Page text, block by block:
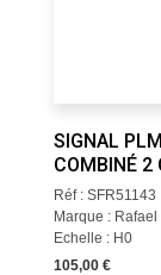
SIGNAL
COMBINÉ 2
Réf : SFR51143
Marque :
Echelle : H0
105,00 €